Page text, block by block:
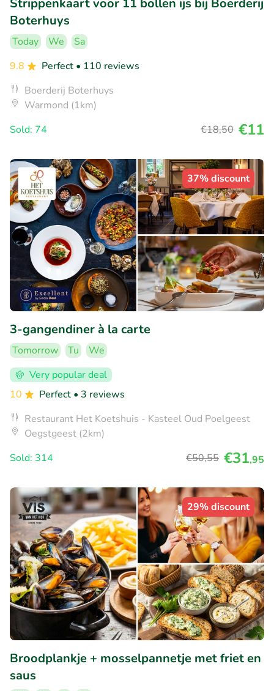
Boterhuys
Today We
Sa
9.8
Perfect • 110 reviews
Boerderij Boterhuys
Warmond (1km)
Sold: 74
€18,50 €11
37% discount
3-gangendiner à la carte
Tomorrow Tu
We
Very popular deal
10
Perfect • 3 reviews
Restaurant Het Koetshuis - Kasteel Oud Poelgeest
Oegstgeest (2km)
Sold: 314
€50,55 €31,95
29% discount
Broodplankje + mosselpannetje met friet en
saus